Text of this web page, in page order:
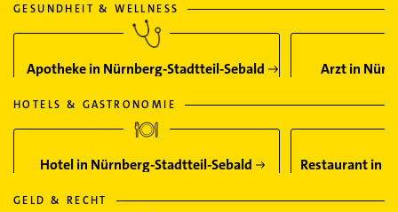
GESUNDHEIT & WELLNESS
Apotheke in Nürnberg-Stadtteil-Sebald Arzt in
HOTELS & GASTRONOMIE
Hotel in Nürnberg-Stadtteil-Sebald Restaurant in
GELD & RECHT